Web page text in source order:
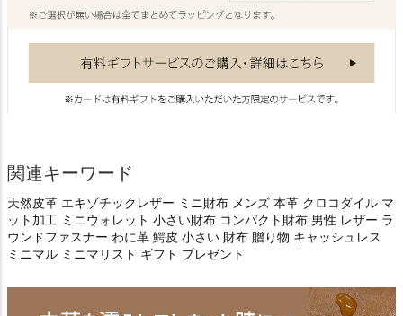
関連キーワード
天然皮革 エキゾチックレザー ミニ財布 メンズ 本革 クロコダイル マ
ット加工 ミニウォレット 小さい財布 コンパクト財布 男性 レザー ラ
ウンドファスナー わに革 鰐皮 小さい 財布 贈り物 キャッシュレス
ミニマル ミニマリスト ギフト プレゼント